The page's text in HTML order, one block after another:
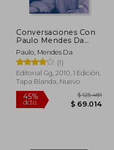
Conversaciones Con
Paulo Mendes Da
Rocha
Paulo, Mendes Da
(1)
Editorial Gg, 2010, 1 Edición,
Tapa Blanda, Nuevo